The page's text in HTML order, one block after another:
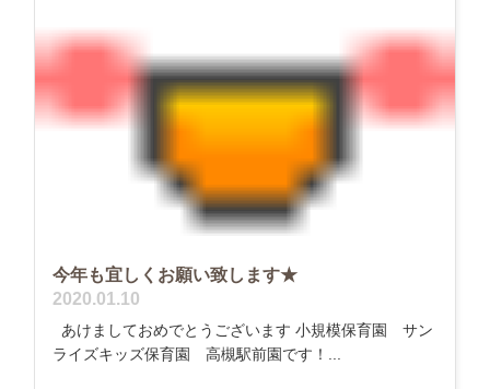
今年も宜しくお願い致します★
2020.01.10
あけましておめでとうございます 小規模保育園 サン
ライズキッズ保育園 高槻駅前園です！...